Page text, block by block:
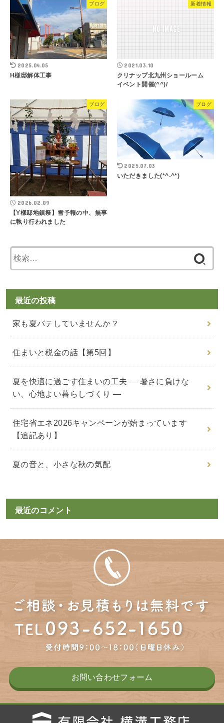
ブログ
2025.04.05
H様邸解体工事
新着情報
2021.03.10
クリナップ北九州ショールーム
イベント開催(^^)/
ブログ
2026.02.09
【Y様邸地鎮祭】雪予報の中、無事
に執り行われました
ブログ
2025.07.03
いただきました(*^-^*)
最近の投稿
家も夏バテしていませんか？
住まいと税金の話【第5回】
夏を快適に過ごす住まいの工夫 ― 暑さに負けな
い、心地よい暮らしづくり ―
住宅省エネ2026キャンペーンが始まっています
【追記あり】
夏の音と、小さな秋の気配
最近のコメント
お問い合わせフォーム